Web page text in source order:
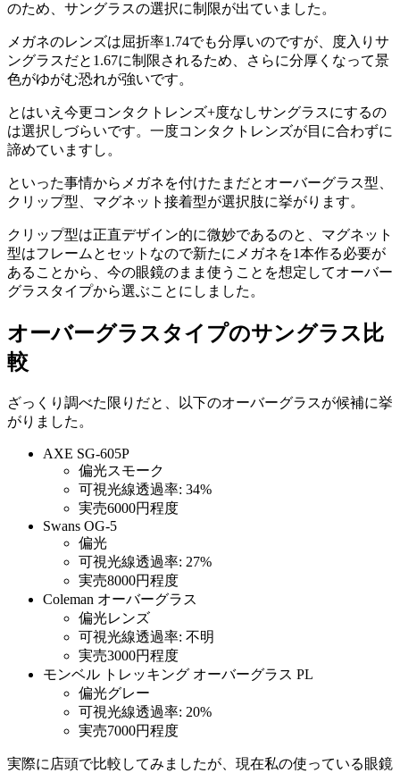
のため、サングラスの選択に制限が出ていました。
メガネのレンズは屈折率1.74でも分厚いのですが、度入りサ
ングラスだと1.67に制限されるため、さらに分厚くなって景
色がゆがむ恐れが強いです。
とはいえ今更コンタクトレンズ+度なしサングラスにするの
は選択しづらいです。一度コンタクトレンズが目に合わずに
諦めていますし。
といった事情からメガネを付けたまだとオーバーグラス型、
クリップ型、マグネット接着型が選択肢に挙がります。
クリップ型は正直デザイン的に微妙であるのと、マグネット
型はフレームとセットなので新たにメガネを1本作る必要が
あることから、今の眼鏡のまま使うことを想定してオーバー
グラスタイプから選ぶことにしました。
オーバーグラスタイプのサングラス比
較
ざっくり調べた限りだと、以下のオーバーグラスが候補に挙
がりました。
AXE SG-605P
偏光スモーク
可視光線透過率: 34%
実売6000円程度
Swans OG-5
偏光
可視光線透過率: 27%
実売8000円程度
Coleman オーバーグラス
偏光レンズ
可視光線透過率: 不明
実売3000円程度
モンベル トレッキング オーバーグラス PL
偏光グレー
可視光線透過率: 20%
実売7000円程度
実際に店頭で比較してみましたが、現在私の使っている眼鏡